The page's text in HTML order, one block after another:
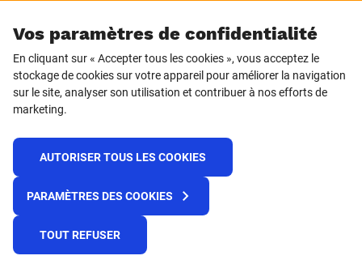
Vos paramètres de confidentialité
En cliquant sur « Accepter tous les cookies », vous acceptez le
stockage de cookies sur votre appareil pour améliorer la navigation
sur le site, analyser son utilisation et contribuer à nos efforts de
marketing.
AUTORISER TOUS LES COOKIES
PARAMÈTRES DES COOKIES
TOUT REFUSER
SUIVEZ-NOUS SUR
© 2021 APOK